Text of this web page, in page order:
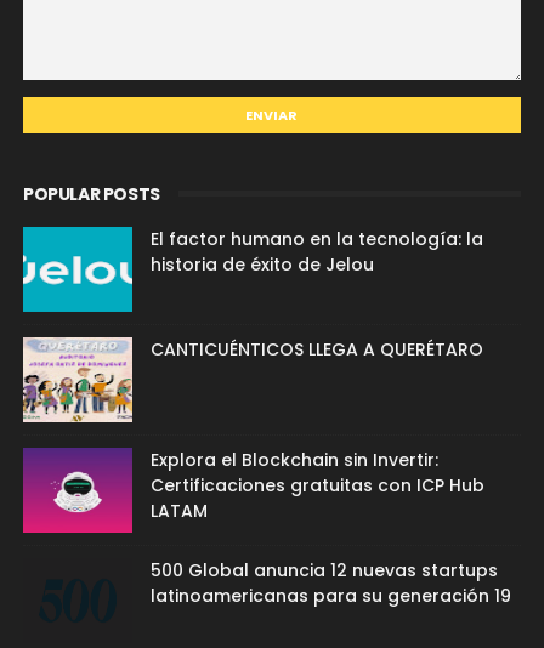
POPULAR POSTS
El factor humano en la tecnología: la
historia de éxito de Jelou
CANTICUÉNTICOS LLEGA A QUERÉTARO
Explora el Blockchain sin Invertir:
Certificaciones gratuitas con ICP Hub
LATAM
500 Global anuncia 12 nuevas startups
latinoamericanas para su generación 19